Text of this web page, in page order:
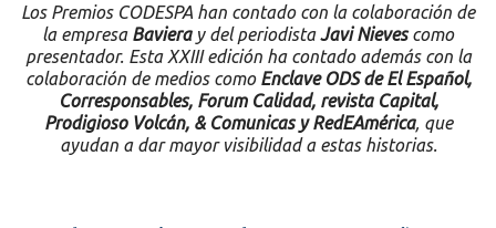
Los Premios CODESPA han contado con la colaboración de
la empresa Bavieray del periodista Javi Nievescomo
presentador. Esta XXIII edición ha contado además con la
colaboración de medios como Enclave ODS de El Español,
Corresponsables, Forum Calidad, revista Capital,
Prodigioso Volcán, & Comunicas y RedEAmérica, que
ayudan a dar mayor visibilidad a estas historias.